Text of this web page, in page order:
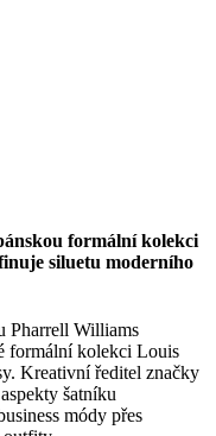
formální kolekci
siluetu moderního
Pharrell Williams
formální kolekci Louis
Kreativní ředitel značky
šatníku
módy přes